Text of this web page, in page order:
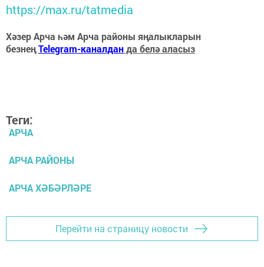
https://max.ru/tatmedia
Хәзер Арча һәм Арча районы яңалыкларын
безнеңTelegram-каналданда белә аласыз
Теги:
АРЧА
АРЧА РАЙОНЫ
АРЧА ХӘБӘРЛӘРЕ
Перейти на страницу новости